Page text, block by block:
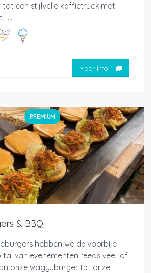
tot een stijlvolle koffietruck met
i...
Meer info
PREMIUM
& BBQ
hebben we de voorbije
tal van evenementen reeds veel lof
onze wagyuburger tot onze